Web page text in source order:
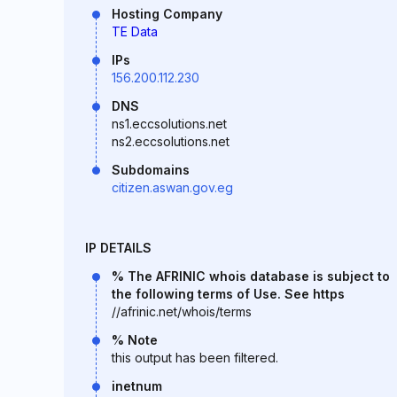
Hosting Company
TE Data
IPs
156.200.112.230
DNS
ns1.eccsolutions.net
ns2.eccsolutions.net
Subdomains
citizen.aswan.gov.eg
IP DETAILS
% The AFRINIC whois database is subject to
the following terms of Use. See https
//afrinic.net/whois/terms
% Note
this output has been filtered.
inetnum